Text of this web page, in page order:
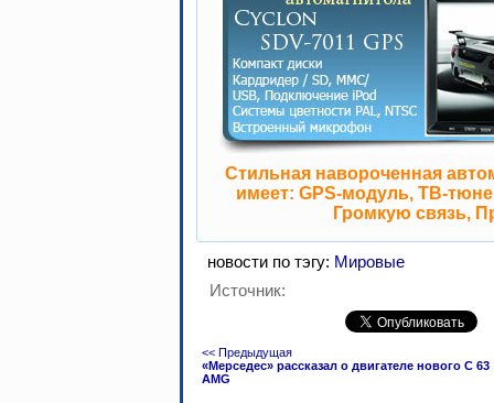
Стильная навороченная
имеет: GPS-модуль, ТВ-
Громкую связь,
новости по тэгу: Мировые
Источник:
<< Предыдущая
«Мерседес» рассказал о двигателе нового C 63
AMG